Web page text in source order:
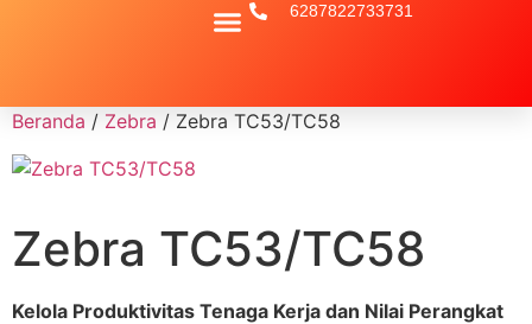
6287822733731
Beranda / Zebra / Zebra TC53/TC58
Zebra TC53/TC58
Kelola Produktivitas Tenaga Kerja dan Nilai Perangkat